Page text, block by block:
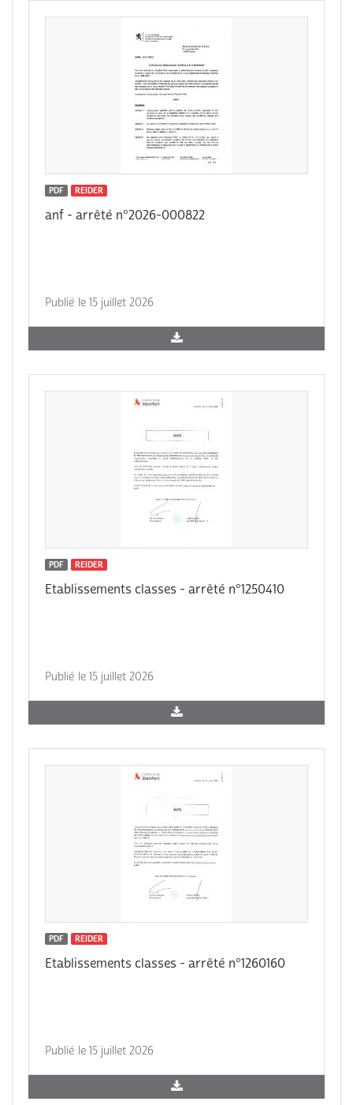
PDF REIDER
anf - arrêté n°2026-000822
Publié le 15 juillet 2026
PDF REIDER
Etablissements classes - arrêté n°1250410
Publié le 15 juillet 2026
PDF REIDER
Etablissements classes - arrêté n°1260160
Publié le 15 juillet 2026